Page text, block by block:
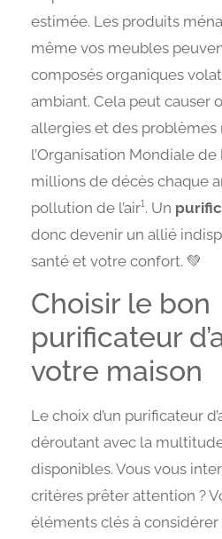
estimée. Les produits
même vos meubles
composés organiques
ambiant. Cela peut causer
allergies et des problèmes
l’Organisation Mondiale
millions de décès chaque
pollution de l’air¹. Un
donc devenir un allié
santé et votre confort. 💚
Choisir le bon
purificateur
votre maison
Le choix d’un purificateur
déroutant avec la
disponibles. Vous vous
critères prêter attention ?
éléments clés à